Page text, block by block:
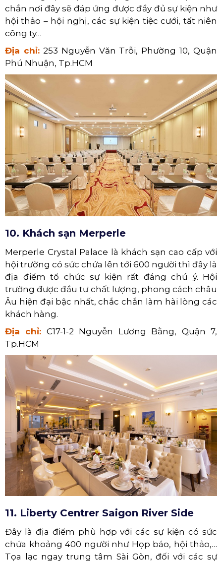
chắn nơi đây sẽ đáp ứng được đầy đủ sự kiện như
hội thảo – hội nghị, các sự kiện tiệc cưới, tất niên
công ty…
Địa chỉ:253 Nguyễn Văn Trỗi, Phường 10, Quận
Phú Nhuận, Tp.HCM
10. Khách sạn Merperle
Merperle Crystal Palace là khách sạn cao cấp với
hội trường có sức chứa lên tới 600 người thì đây là
địa điểm tổ chức sự kiện rất đáng chú ý. Hội
trường được đầu tư chất lượng, phong cách châu
Âu hiện đại bậc nhất, chắc chắn làm hài lòng các
khách hàng.
Địa chỉ: C17-1-2 Nguyễn Lương Bằng, Quận 7,
Tp.HCM
11. Liberty Centrer Saigon River Side
Đây là địa điểm phù hợp với các sự kiện có sức
chứa khoảng 400 người như Họp báo, hội thảo,…
Tọa lạc ngay trung tâm Sài Gòn, đối với các sự